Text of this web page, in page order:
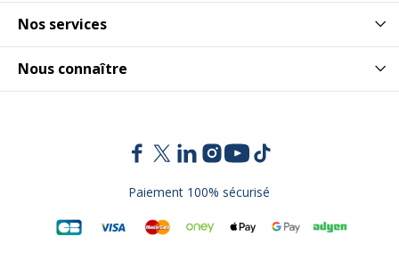
Nos services
Nous connaître
Paiement 100% sécurisé